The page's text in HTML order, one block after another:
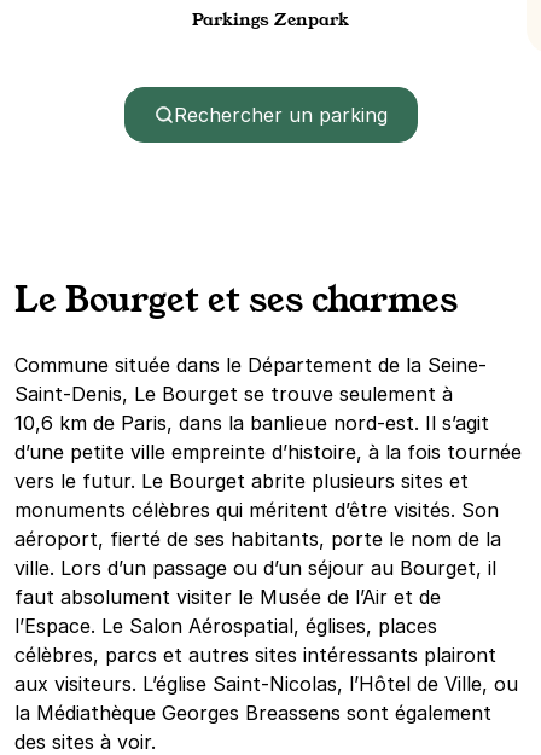
Parkings Zenpark
Rechercher un parking
Le Bourget et ses charmes
Commune située dans le Département de la Seine-
Saint-Denis, Le Bourget se trouve seulement à
10,6 km de Paris, dans la banlieue nord-est. Il s’agit
d’une petite ville empreinte d’histoire, à la fois tournée
vers le futur. Le Bourget abrite plusieurs sites et
monuments célèbres qui méritent d’être visités. Son
aéroport, fierté de ses habitants, porte le nom de la
ville. Lors d’un passage ou d’un séjour au Bourget, il
faut absolument visiter le Musée de l’Air et de
l’Espace. Le Salon Aérospatial, églises, places
célèbres, parcs et autres sites intéressants plairont
aux visiteurs. L’église Saint-Nicolas, l’Hôtel de Ville, ou
la Médiathèque Georges Breassens sont également
des sites à voir.